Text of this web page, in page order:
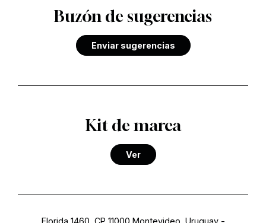
Buzón de sugerencias
Enviar sugerencias
Kit de marca
Ver
Florida 1460, CP 11000 Montevideo, Uruguay-